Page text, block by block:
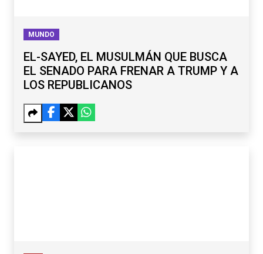
MUNDO
EL-SAYED, EL MUSULMÁN QUE BUSCA
EL SENADO PARA FRENAR A TRUMP Y A
LOS REPUBLICANOS